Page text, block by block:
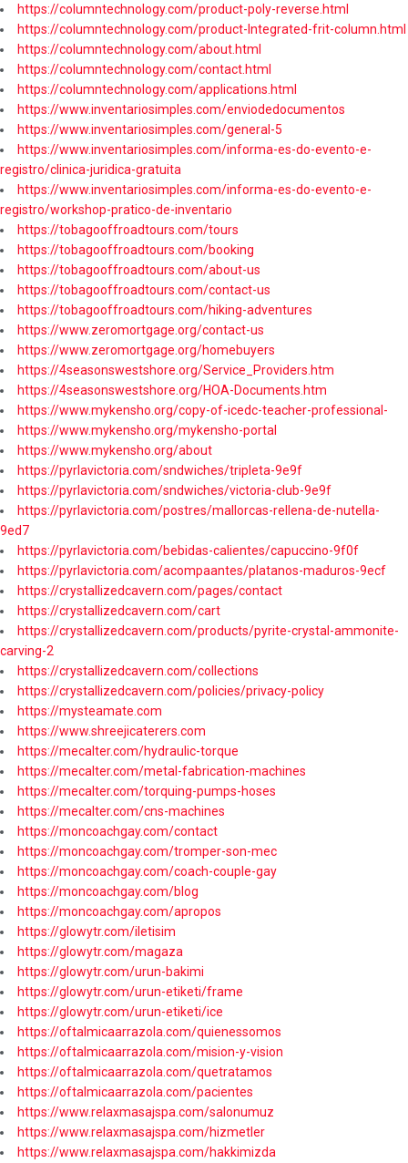
https://columntechnology.com/product-poly-reverse.html
https://columntechnology.com/product-Integrated-frit-column.html
https://columntechnology.com/about.html
https://columntechnology.com/contact.html
https://columntechnology.com/applications.html
https://www.inventariosimples.com/enviodedocumentos
https://www.inventariosimples.com/general-5
https://www.inventariosimples.com/informa-es-do-evento-e-
registro/clinica-juridica-gratuita
https://www.inventariosimples.com/informa-es-do-evento-e-
registro/workshop-pratico-de-inventario
https://tobagooffroadtours.com/tours
https://tobagooffroadtours.com/booking
https://tobagooffroadtours.com/about-us
https://tobagooffroadtours.com/contact-us
https://tobagooffroadtours.com/hiking-adventures
https://www.zeromortgage.org/contact-us
https://www.zeromortgage.org/homebuyers
https://4seasonswestshore.org/Service_Providers.htm
https://4seasonswestshore.org/HOA-Documents.htm
https://www.mykensho.org/copy-of-icedc-teacher-professional-
https://www.mykensho.org/mykensho-portal
https://www.mykensho.org/about
https://pyrlavictoria.com/sndwiches/tripleta-9e9f
https://pyrlavictoria.com/sndwiches/victoria-club-9e9f
https://pyrlavictoria.com/postres/mallorcas-rellena-de-nutella-
9ed7
https://pyrlavictoria.com/bebidas-calientes/capuccino-9f0f
https://pyrlavictoria.com/acompaantes/platanos-maduros-9ecf
https://crystallizedcavern.com/pages/contact
https://crystallizedcavern.com/cart
https://crystallizedcavern.com/products/pyrite-crystal-ammonite-
carving-2
https://crystallizedcavern.com/collections
https://crystallizedcavern.com/policies/privacy-policy
https://mysteamate.com
https://www.shreejicaterers.com
https://mecalter.com/hydraulic-torque
https://mecalter.com/metal-fabrication-machines
https://mecalter.com/torquing-pumps-hoses
https://mecalter.com/cns-machines
https://moncoachgay.com/contact
https://moncoachgay.com/tromper-son-mec
https://moncoachgay.com/coach-couple-gay
https://moncoachgay.com/blog
https://moncoachgay.com/apropos
https://glowytr.com/iletisim
https://glowytr.com/magaza
https://glowytr.com/urun-bakimi
https://glowytr.com/urun-etiketi/frame
https://glowytr.com/urun-etiketi/ice
https://oftalmicaarrazola.com/quienessomos
https://oftalmicaarrazola.com/mision-y-vision
https://oftalmicaarrazola.com/quetratamos
https://oftalmicaarrazola.com/pacientes
https://www.relaxmasajspa.com/salonumuz
https://www.relaxmasajspa.com/hizmetler
https://www.relaxmasajspa.com/hakkimizda